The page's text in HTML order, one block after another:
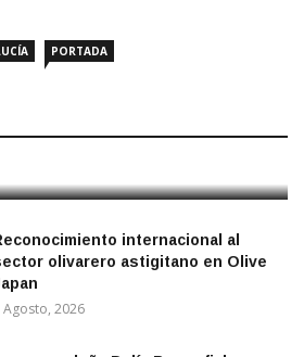
PORTADA
a ladrones de
internacional al
olivarero astigitano en Olive
Agosto, 2026